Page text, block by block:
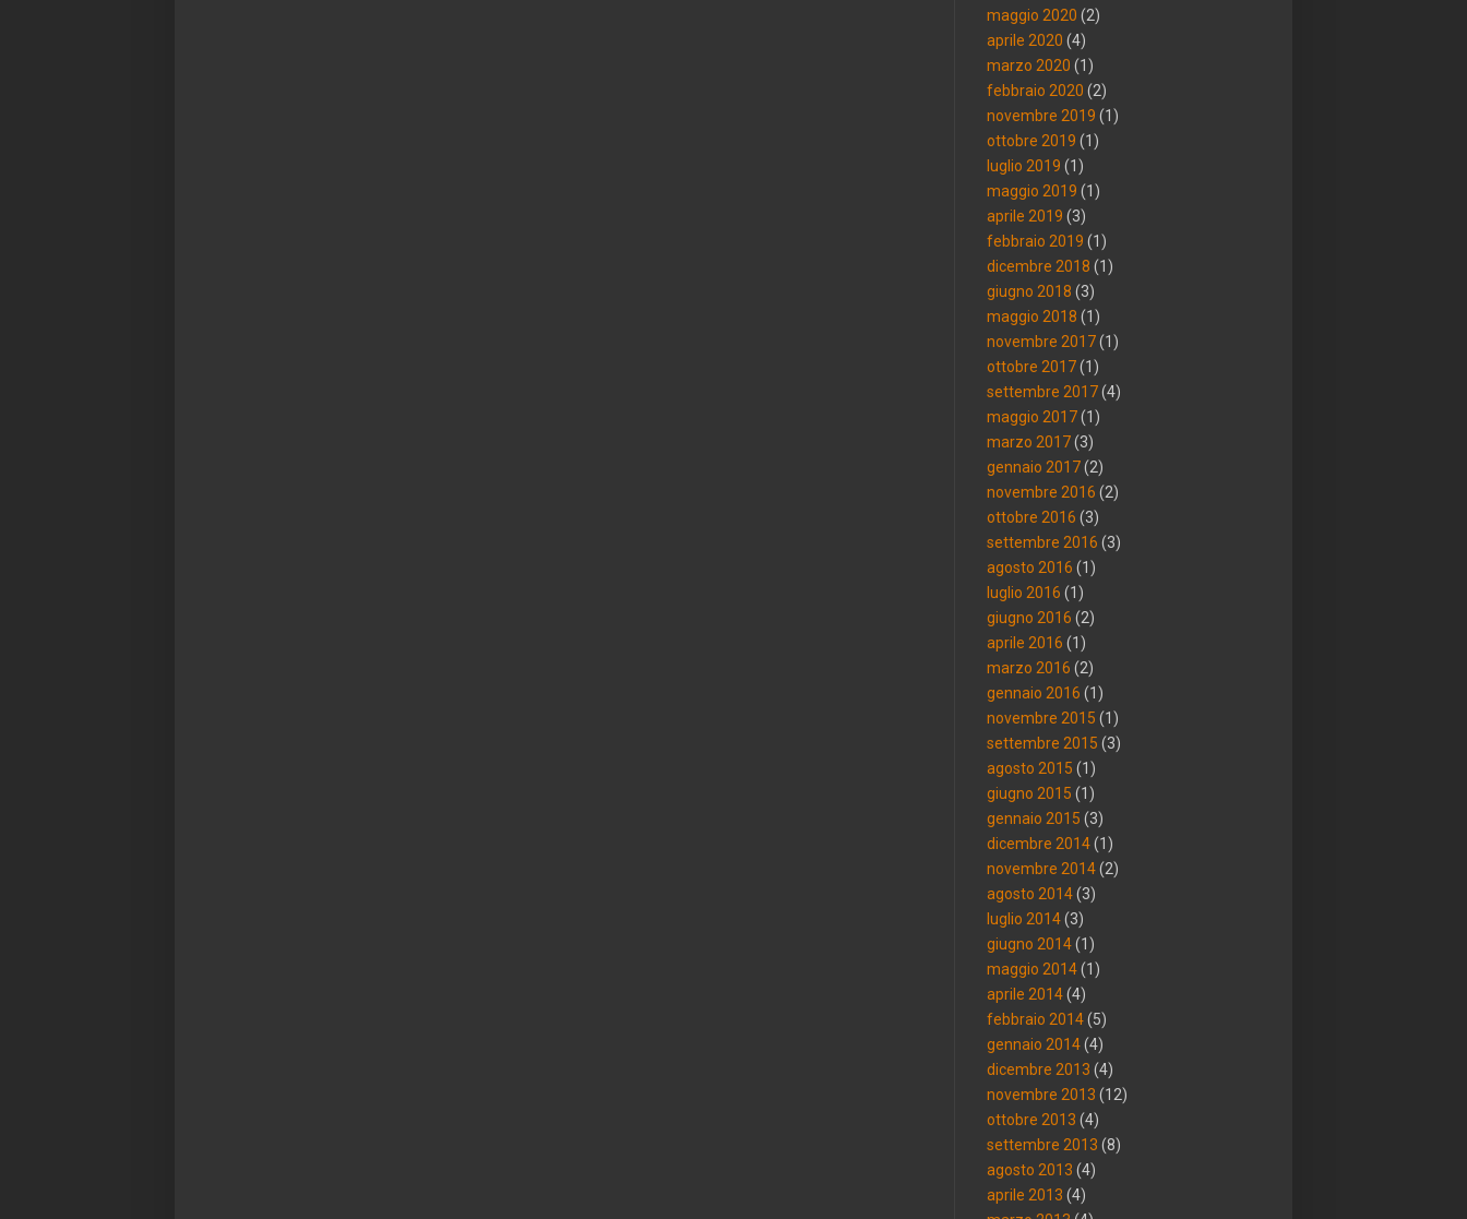
maggio 2020 (2)
aprile 2020 (4)
marzo 2020 (1)
febbraio 2020 (2)
novembre 2019 (1)
ottobre 2019 (1)
luglio 2019 (1)
maggio 2019 (1)
aprile 2019 (3)
febbraio 2019 (1)
dicembre 2018 (1)
giugno 2018 (3)
maggio 2018 (1)
novembre 2017(1)
ottobre 2017(1)
settembre 2017(4)
maggio 2017(1)
marzo 2017(3)
gennaio 2017(2)
novembre 2016 (2)
ottobre 2016 (3)
settembre 2016 (3)
agosto 2016 (1)
luglio 2016 (1)
giugno 2016 (2)
aprile 2016 (1)
marzo 2016 (2)
gennaio 2016 (1)
novembre 2015 (1)
settembre 2015 (3)
agosto 2015 (1)
giugno 2015 (1)
gennaio 2015 (3)
dicembre 2014(1)
novembre 2014(2)
agosto 2014(3)
luglio 2014(3)
giugno 2014(1)
maggio 2014(1)
aprile 2014(4)
febbraio 2014(5)
gennaio 2014(4)
dicembre 2013 (4)
novembre 2013 (12)
ottobre 2013 (4)
settembre 2013 (8)
agosto 2013 (4)
aprile 2013 (4)